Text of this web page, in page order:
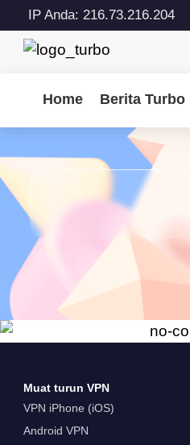
IP Anda: 216.73.216.204
Home Berita Turbo
Muat turun VPN
VPN iPhone (iOS)
Android VPN